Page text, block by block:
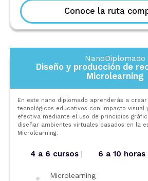
Conoce la ruta
NanoDiplomado
Diseño y producción de
Microlearning
En este nano diplomado aprenderás a
tecnológicos educativos con impacto visual
efectiva mediante el uso de principios
diseñar ambientes virtuales basados en la
Microlearning.
4 a 6 cursos| 6 a 10 horas
Microlearning